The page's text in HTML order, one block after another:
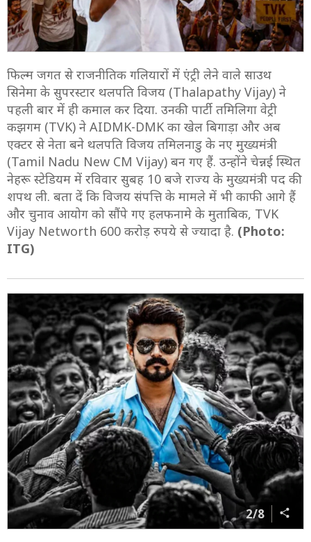
फिल्म जगत से राजनीतिक गलियारों में एंट्री लेने वाले साउथ
सिनेमा के सुपरस्टार थलपति विजय (Thalapathy Vijay) ने
पहली बार में ही कमाल कर दिया. उनकी पार्टी तमिलिगा वेट्री
कझगम (TVK) ने AIDMK-DMK का खेल बिगाड़ा और अब
एक्टर से नेता बने थलपति विजय तमिलनाडु के नए मुख्यमंत्री
(Tamil Nadu New CM Vijay) बन गए हैं. उन्होंने चेन्नई स्थित
नेहरू स्टेडियम में रविवार सुबह 10 बजे राज्य के मुख्यमंत्री पद की
शपथ ली. बता दें कि विजय संपत्ति के मामले में भी काफी आगे हैं
और चुनाव आयोग को सौंपे गए हलफनामे के मुताबिक, TVK
Vijay Networth 600 करोड़ रुपये से ज्यादा है. (Photo:
ITG)
2/8